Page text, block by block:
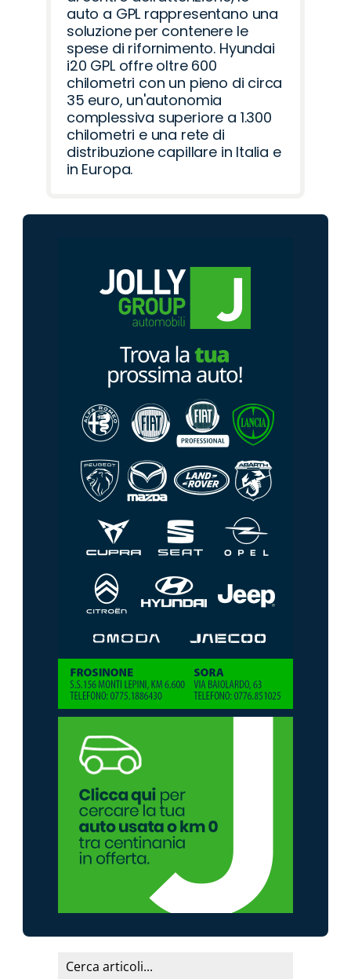
auto a GPL rappresentano una
soluzione per contenere le
spese di rifornimento. Hyundai
i20 GPL offre oltre 600
chilometri con un pieno di circa
35 euro, un'autonomia
complessiva superiore a 1.300
chilometri e una rete di
distribuzione capillare in Italia e
in Europa.